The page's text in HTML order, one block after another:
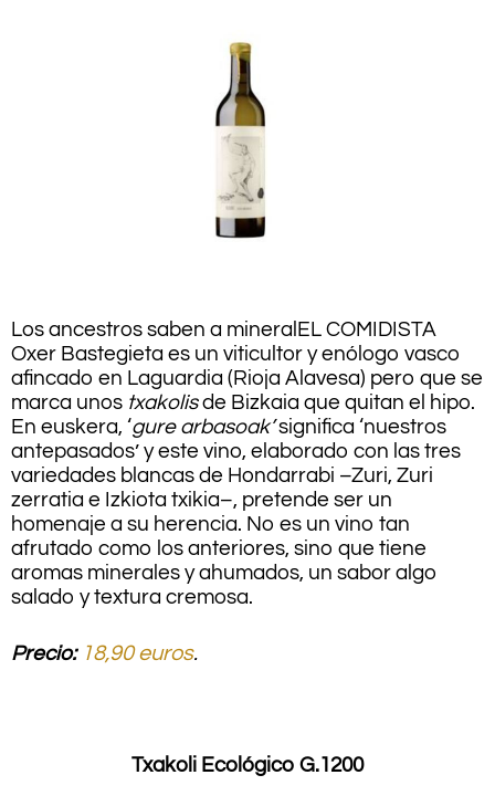
Los ancestros saben a mineral EL COMIDISTA
Oxer Bastegieta es un viticultor y enólogo vasco
afincado en Laguardia (Rioja Alavesa) pero que se
marca unos txakolisde Bizkaia que quitan el hipo.
En euskera, ‘gure arbasoak’significa ‘nuestros
antepasados’ y este vino, elaborado con las tres
variedades blancas de Hondarrabi –Zuri, Zuri
zerratia e Izkiota txikia–, pretende ser un
homenaje a su herencia. No es un vino tan
afrutado como los anteriores, sino que tiene
aromas minerales y ahumados, un sabor algo
salado y textura cremosa.
Precio: 18,90 euros.
Txakoli Ecológico G.1200